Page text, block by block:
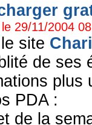
29/11/2004
site
de ses
PDA :
de la